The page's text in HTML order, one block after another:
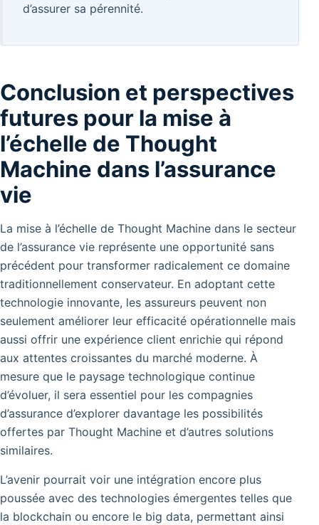
d’assurer sa pérennité.
Conclusion et perspectives
futures pour la mise à
l’échelle de Thought
Machine dans l’assurance
vie
La mise à l’échelle de Thought Machine dans le secteur
de l’assurance vie représente une opportunité sans
précédent pour transformer radicalement ce domaine
traditionnellement conservateur. En adoptant cette
technologie innovante, les assureurs peuvent non
seulement améliorer leur efficacité opérationnelle mais
aussi offrir une expérience client enrichie qui répond
aux attentes croissantes du marché moderne. À
mesure que le paysage technologique continue
d’évoluer, il sera essentiel pour les compagnies
d’assurance d’explorer davantage les possibilités
offertes par Thought Machine et d’autres solutions
similaires.
L’avenir pourrait voir une intégration encore plus
poussée avec des technologies émergentes telles que
la blockchain ou encore le big data, permettant ainsi